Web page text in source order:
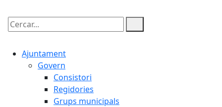
Cercar:
Ajuntament
Govern
Consistori
Regidories
Grups municipals